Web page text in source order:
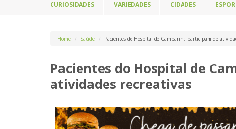
CURIOSIDADES VARIEDADES CIDADES
Home Saúde Pacientes do Hospital de Campanha participam de
Pacientes do Hospital de
atividades recreativas